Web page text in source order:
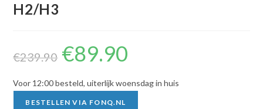
H2/H3
€239.90
Oorspronkelijke
prijs
was:
€89.90
Voor 12:00 besteld, uiterlijk woensdag in huis
BESTELLEN VIA FONQ.NL